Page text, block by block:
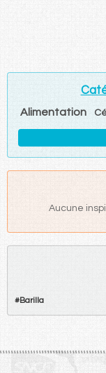
Alimentation
Aucune
#Barilla